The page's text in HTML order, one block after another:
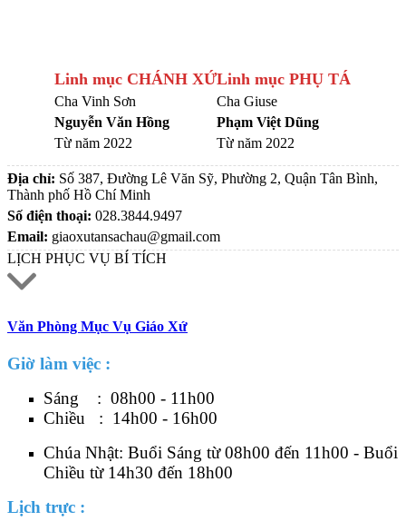
Linh mục CHÁNH XỨ
Cha Vinh Sơn
Nguyễn Văn Hồng
Từ năm 2022
Linh mục PHỤ TÁ
Cha Giuse
Phạm Việt Dũng
Từ năm 2022
Địa chỉ: Số 387, Đường Lê Văn Sỹ, Phường 2, Quận Tân Bình,
Thành phố Hồ Chí Minh
Số điện thoại: 028.3844.9497
Email: giaoxutansachau@gmail.com
LỊCH PHỤC VỤ BÍ TÍCH
Văn Phòng Mục Vụ Giáo Xứ
Giờ làm việc :
Sáng : 08h00 - 11h00
Chiều : 14h00 - 16h00
Chúa Nhật: Buổi Sáng từ 08h00 đến 11h00 - Buổi
Chiều từ 14h30 đến 18h00
Lịch trực :